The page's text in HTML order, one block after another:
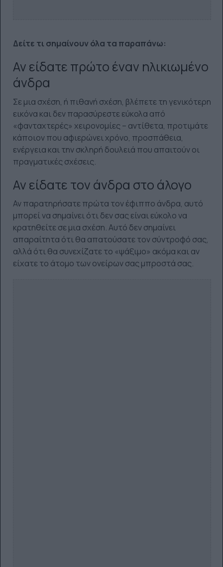
Δείτε τι σημαίνουν όλα τα παραπάνω:
Αν είδατε πρώτο έναν ηλικιωμένο
άνδρα
Σε μια σχέση, ή πιθανή σχέση, βλέπετε τη γενικότερη
εικόνα και δεν παρασύρεστε εύκολα από
«φανταχτερές» χειρονομίες – αντίθετα, προτιμάτε
κάποιον που αφιερώνει χρόνο, προσπάθεια,
ενέργεια και την σκληρή δουλειά που απαιτούν οι
πραγματικές σχέσεις.
Αν είδατε τον άνδρα στο άλογο
Αν παρατηρήσατε πρώτα τον έφιππο άνδρα, αυτό
μπορεί να σημαίνει ότι δεν σας είναι εύκολο να
κρατηθείτε σε μια σχέση. Αυτό δεν σημαίνει
απαραίτητα ότι θα απατούσατε τον σύντροφό σας,
αλλά ότι θα συνεχίζατε το «ψάξιμο» ακόμα και αν
είχατε το άτομο των ονείρων σας μπροστά σας.